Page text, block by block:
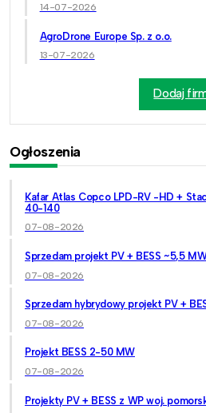
14-07-2026
AgroDrone Europe Sp. z o.o.
13-07-2026
Dodaj
Ogłoszenia
Kafar Atlas Copco LPD-RV -HD +
40-140
07-08-2026
Sprzedam projekt PV + BESS ~5,5
07-08-2026
Sprzedam hybrydowy projekt PV +
07-08-2026
Projekt BESS 2-50 MW
07-08-2026
Projekty PV + BESS z WP woj.